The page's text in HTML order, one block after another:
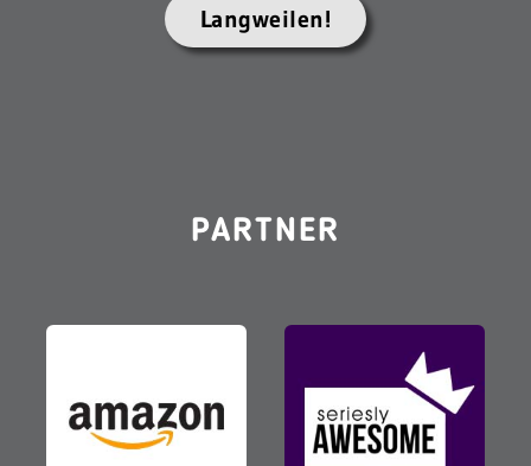
Langweilen!
PARTNER